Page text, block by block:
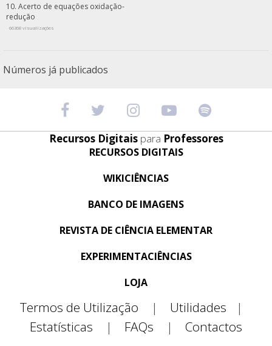
Acerto de equações oxidação-
redução
66368 visualizações
Números já publicados
Recursos Digitais para Professores
RECURSOS DIGITAIS
WIKICIÊNCIAS
BANCO DE IMAGENS
REVISTA DE CIÊNCIA ELEMENTAR
EXPERIMENTACIÊNCIAS
LOJA
Termos de Utilização | Utilidades
|
Estatísticas
| FAQs | Contactos